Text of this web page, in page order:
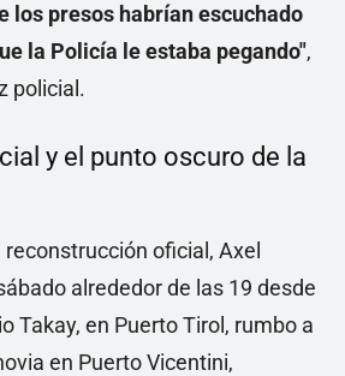
los presos habrían escuchado
la Policía le estaba pegando",
policial.
y el punto oscuro de la
oficial, Axel
alrededor de las 19 desde
Takay, en Puerto Tirol, rumbo a
en Puerto Vicentini,